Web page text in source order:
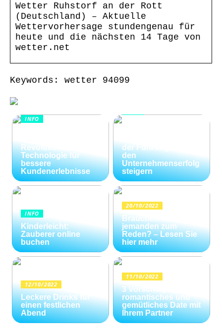
Wetter Ruhstorf an der Rott
(Deutschland) – Aktuelle
Wettervorhersage stundengenau für
heute und die nächsten 14 Tage von
wetter.net
Keywords: wetter 94099
INFO
Revolutionäre
Technologie für
bessere
Kundenerlebnisse
der Führungskräfte
den
Unternehmenserfolg
steigern
INFO
Kinderleicht:
Zauberer online
buchen
20/10/2022
Brauchen Sie
jemanden zum
Reden? – Lesen Sie
hier mehr
12/10/2022
Leckere Drinks für
einen festlichen
Abend
11/10/2022
3 Vorschläge für ein
romantisches und
gemütliches Date mit
Ihrem Partner